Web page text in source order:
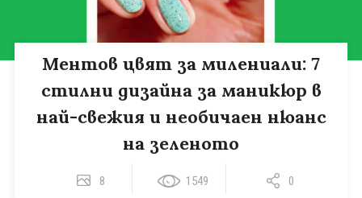
Ментов цвят за милениали: 7
стилни дизайна за маникюр в
най-свежия и необичаен нюанс
на зеленото
8 1549 0